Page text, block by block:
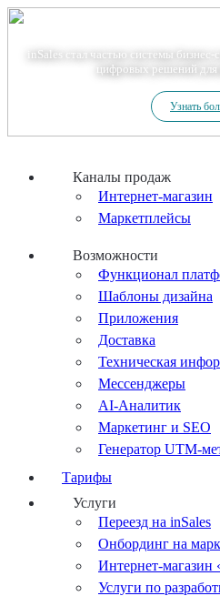
inSales стал частью системы
цифровых решений для
Узнать
Каналы продаж
Интернет-магазин
Маркетплейсы
Возможности
Функционал
Шаблоны дизайна
Приложения
Доставка
Техническая
Мессенджеры
AI-Аналитик
Маркетинг и SEO
Генератор UTM-
Тарифы
Услуги
Переезд на inSales
Онбординг на
Интернет-магазин
Услуги по